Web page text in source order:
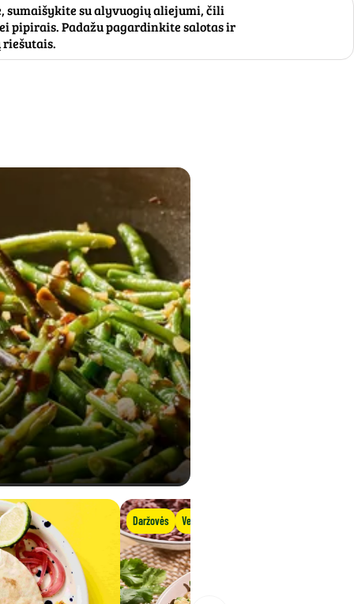
sumaišykite su alyvuogių aliejumi, čili
pipirais. Padažu pagardinkite salotas ir
Daržovės Veganiška